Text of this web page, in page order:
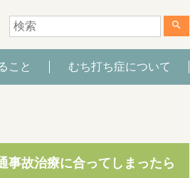
search
こと むち打ち症について
事故治療に合ってしまったら